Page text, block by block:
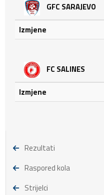
GFC SARAJEVO
Izmjene
FC SALINES
Izmjene
Rezultati
Raspored kola
Strijelci